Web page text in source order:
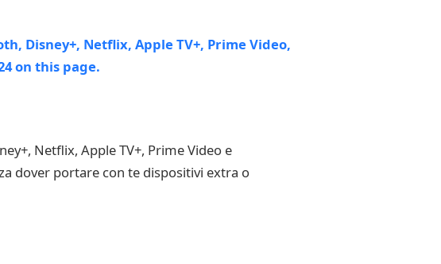
Netflix, Apple TV+, Prime Video e
dover portare con te dispositivi extra o